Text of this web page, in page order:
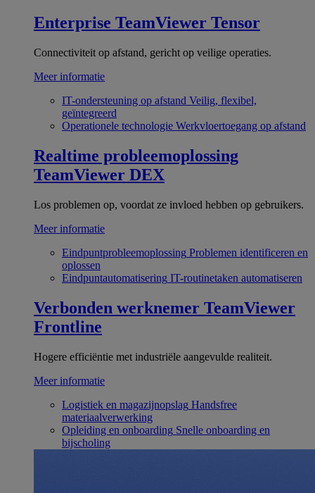
Enterprise TeamViewer Tensor
Connectiviteit op afstand, gericht op veilige operaties.
Meer informatie
IT-ondersteuning op afstand Veilig, flexibel,
geïntegreerd
Operationele technologie Werkvloertoegang op afstand
Realtime probleemoplossing
TeamViewer DEX
Los problemen op, voordat ze invloed hebben op gebruikers.
Meer informatie
Eindpuntprobleemoplossing Problemen identificeren en
oplossen
Eindpuntautomatisering IT-routinetaken automatiseren
Verbonden werknemer TeamViewer
Frontline
Hogere efficiëntie met industriële aangevulde realiteit.
Meer informatie
Logistiek en magazijnopslag Handsfree
materiaalverwerking
Opleiding en onboarding Snelle onboarding en
bijscholing